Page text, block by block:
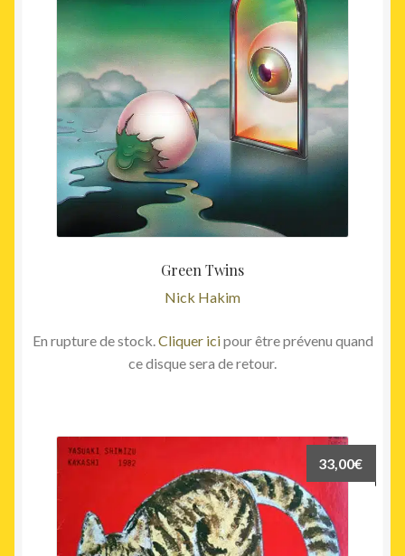
Green Twins
Nick Hakim
En rupture de stock.Cliquer icipour être prévenu quand
ce disque sera de retour.
33,00€